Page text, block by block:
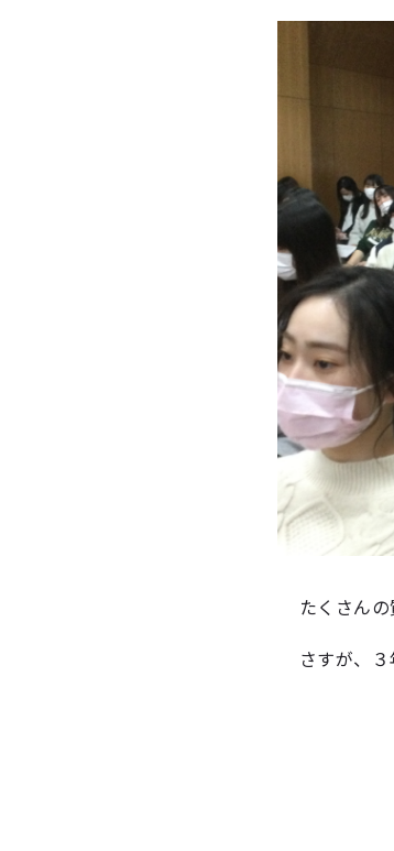
たくさんの
さすが、